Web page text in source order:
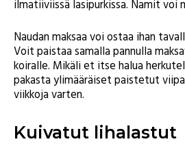
ilmatiiviissä lasipurkissa. Namit voi
Naudan maksaa voi ostaa ihan
Voit paistaa samalla pannulla
koiralle. Mikäli et itse halua
pakasta ylimääräiset paistetut
viikkoja varten.
Kuivatut lihalastut